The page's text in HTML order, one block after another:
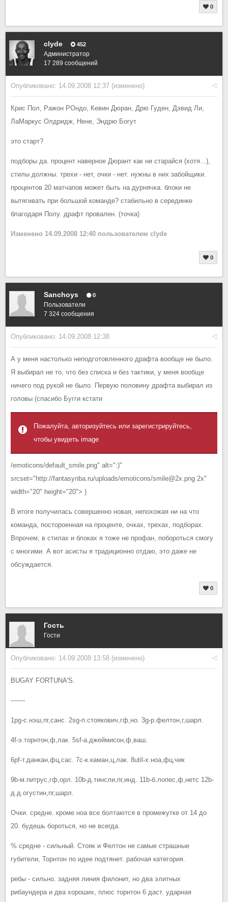
0
clyde 452
Администратор
17 289 сообщений
Опубликовано: 14.09.2008 12:37 (изменено)
Крис Пол, Ражон РОндо, Кевин Дюран, Дрю Гуден, Дэвид Ли,
ЛаМаркус Олдридж, Нене, Эндрю Богут
это старт?
подборы да. процент наверное Дюрант как ни старайся (хотя...),
стилы должны. трехи - нет, очки - нет. нужны в них забойщики.
процентов 20 матчапов может быть на дурнячка. блоки не
вытягивать при большой команде? стабильно в серединке
благодаря Полу. драфт провален. (точка)
Изменено 14.09.2008 12:40 пользователем clyde
0
Sanchoys 0
Пользователи
7 324 сообщения
Опубликовано: 14.09.2008 12:38
А у меня настолько неподготовленного драфта вообще не было.
Я выбирал не то, что без списка и без тактики, у меня вообще
ничего под рукой не было. Первую половину драфта выбирал из
головы (спасибо Бугги кстати
Пожалуйта, авторизуйтесь или зарегистрируйтесь,
чтобы увидеть image
/emoticons/default_smile.png" alt=":)"
srcset="http://fantasynba.ru/uploads/emoticons/smile@2x.png 2x"
width="20" height="20"> )
В итоге получилась совершенно новая, непохожая ни на что
команда, постороенная на проценте, очках, трехах, подборах.
Впрочем, в стилах и блоках я тоже не профан, побороться смогу
с многими. А вот асисты я традиционно отдаю, это даже не
обсуждается.
0
Гость
Гости
Опубликовано: 14.09.2008 13:58 (изменено)
BUGAY FORTUNA'S.
-------
1pg-с.нэш,пг,санс. 2sg-п.стоякович,гф,но. 3g-р.фелтон,г,шарл.
4f-э.торнтон,ф,лак. 5sf-а.джеймисон,ф,ваш.
6pf-т.данкан,фц,сас. 7c-к.каман,ц,лак. 8util-х.ноа,фц,чик
9b-м.питрус,гф,орл. 10b-д.тинсли,пг,инд. 11b-б.лопес,ф,нетс 12b-
д.д.огустин,пг,шарл.
Очки. средне. кроме ноа все болтаются в промежутке от 14 до
20. будешь бороться, но не всегда.
% средне - сильный. Стояк и Фелтон не самые страшные
губители, Торнтон по идее подтянет. рабочая категория.
ребы - сильно. задняя линия филонит, но два элитных
рибаундера и два хороших, плюс торнтон 6 даст. ударная